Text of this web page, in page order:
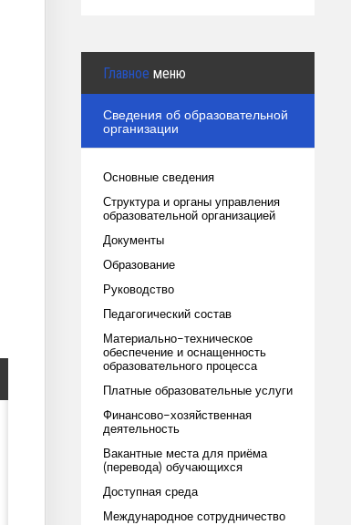
Главное меню
Сведения об образовательной
организации
Основные сведения
Структура и органы управления
образовательной организацией
Документы
Образование
Руководство
Педагогический состав
Материально-техническое
обеспечение и оснащенность
образовательного процесса
Платные образовательные услуги
Финансово-хозяйственная
деятельность
Вакантные места для приёма
(перевода) обучающихся
Доступная среда
Международное сотрудничество